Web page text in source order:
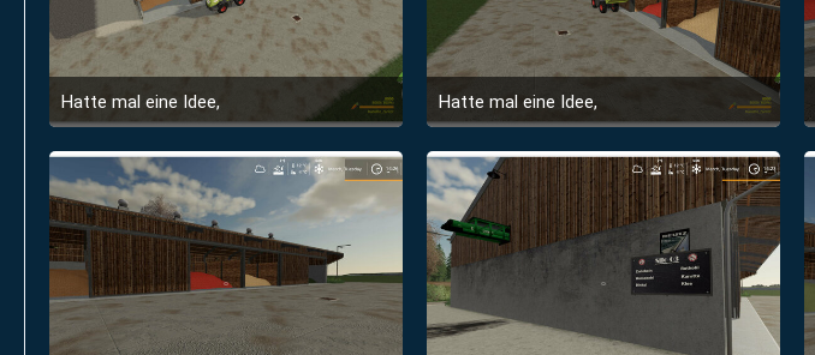
Hatte mal eine Idee,
6. Juni 2020 um 20:27
Hatte mal eine Idee,
6. Juni 2020 um 20:27